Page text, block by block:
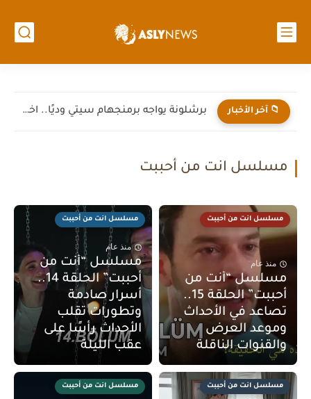
📁 آخر الأخبار برشلونة يواجه برمنجهام سيتي وديًا.. اختبار جديد لهانز فليك قبل...
مسلسل انت من أحببت
مسلسل انت من أحببت
منذ عام
مسلسل “أنت من
أحببت” الحلقة 15..
تصاعد في الأحداث
وموعد العرض
والقنوات الناقلة
مسلسل انت من أحببت
منذ عام
مسلسل “أنت من
أحببت” الحلقة 14..
أسرار صادمة
وتطورات تقلب
الأحداث رأسًا على
عقب الليلة
مسلسل انت من أحببت مسلسل انت من أحببت